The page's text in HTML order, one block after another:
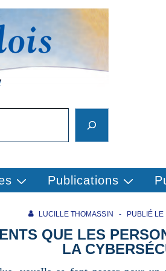
Publications
LUCILLE THOMASSIN PUBLIÉ
QUE LES
LA